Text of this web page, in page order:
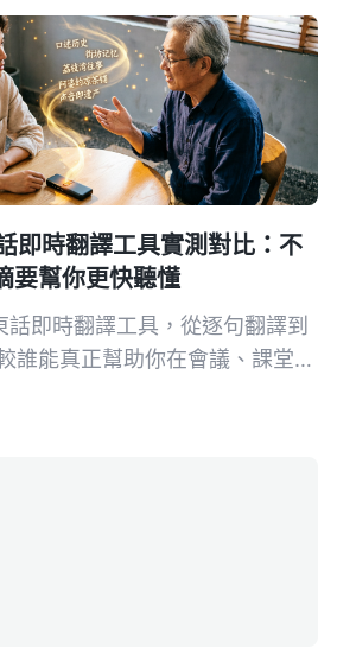
即時翻譯工具實測對比：不
要幫你更快聽懂
即時翻譯工具，從逐句翻譯到
誰能真正幫助你在會議、課堂中